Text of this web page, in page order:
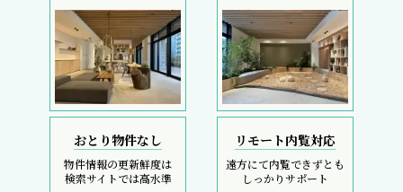
おとり物件なし
物件情報の更新鮮度は
検索サイトでは高水準
リモート内覧対応
遠方にて内覧できずとも
しっかりサポート